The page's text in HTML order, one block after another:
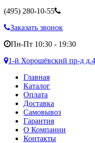
(495) 280-10-55
Заказать звонок
Пн-Пт 10:30 - 19:30
1-й Хорошёвский пр-д
Главная
Каталог
Оплата
Доставка
Самовывоз
Гарантия
О Компании
Контакты